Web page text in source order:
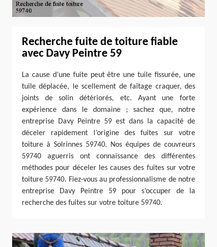
Recherche fuite de toiture fiable
avec Davy Peintre 59
La cause d’une fuite peut être une tuile fissurée, une
tuile déplacée, le scellement de faîtage craquer, des
joints de solin détériorés, etc. Ayant une forte
expérience dans le domaine ; sachez que, notre
entreprise Davy Peintre 59 est dans la capacité de
déceler rapidement l’origine des fuites sur votre
toiture à Solrinnes 59740. Nos équipes de couvreurs
59740 aguerris ont connaissance des différentes
méthodes pour déceler les causes des fuites sur votre
toiture 59740. Fiez-vous au professionnalisme de notre
entreprise Davy Peintre 59 pour s’occuper de la
recherche des fuites sur votre toiture 59740.